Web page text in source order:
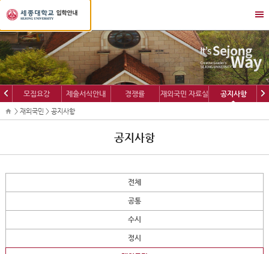
세
종
대
학
교
입
학
정
보
뉴
열
기/
닫
기
이
전
다
음
모집요강 제출서식안내 경쟁률 재외국민 자료실 공지사항
> 재외국민 > 공지사항
공지사항
전체
공통
수시
정시